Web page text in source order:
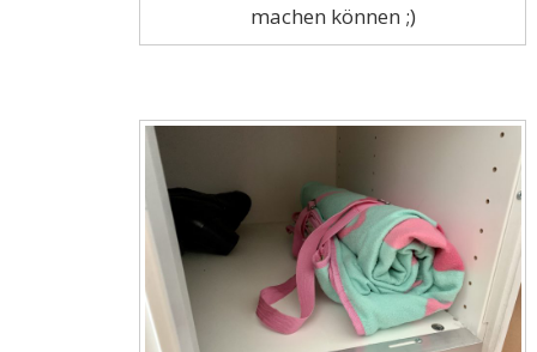
machen können ;)